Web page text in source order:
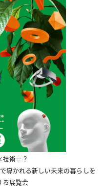
術＝？
導かれる新しい未来の暮らしを
る展覧会